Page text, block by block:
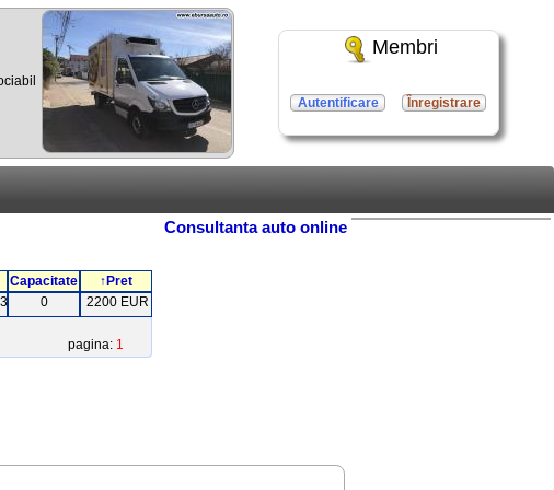
Membri
Autentificare Înregistrare
Consultanta auto online
Capacitate
↑Pret
0 2200 EUR
pagina: 1